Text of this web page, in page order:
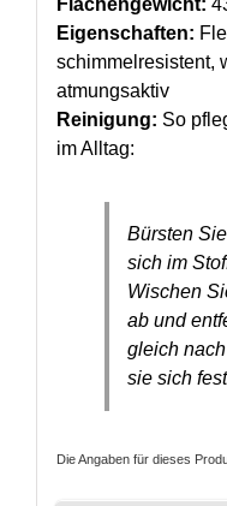
Eigenschaften:
schimmelresistent,
atmungsaktiv
Reinigung: So
im Alltag:
Bürsten
sich im
Wischen
ab und
gleich
sie sich
Die Angaben für dieses